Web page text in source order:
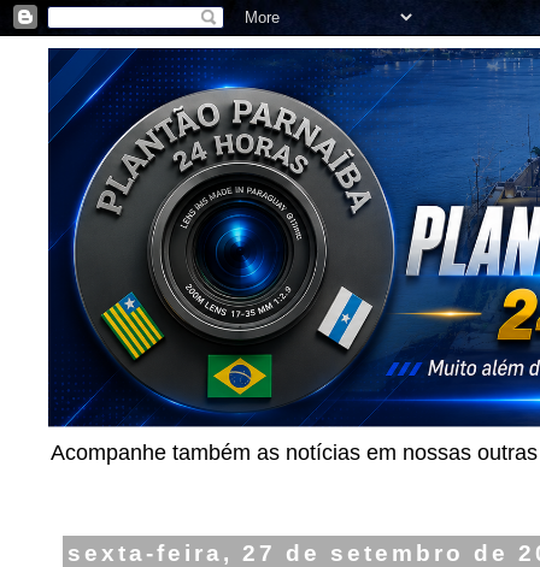
Acompanhe também as notícias em nossas
sexta-feira, 27 de setembro de